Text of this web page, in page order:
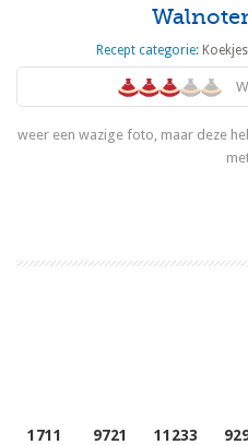
Recept categorie: Koekjes
weer een wazige foto, maar deze
1711 9721 11233